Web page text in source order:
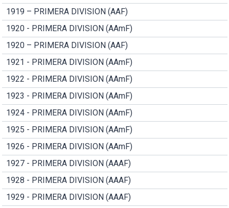
1919 – PRIMERA DIVISION (AAF)
1920 - PRIMERA DIVISION (AAmF)
1920 – PRIMERA DIVISION (AAF)
1921 - PRIMERA DIVISION (AAmF)
1922 - PRIMERA DIVISION (AAmF)
1923 - PRIMERA DIVISION (AAmF)
1924 - PRIMERA DIVISION (AAmF)
1925 - PRIMERA DIVISION (AAmF)
1926 - PRIMERA DIVISION (AAmF)
1927 - PRIMERA DIVISION (AAAF)
1928 - PRIMERA DIVISION (AAAF)
1929 - PRIMERA DIVISION (AAAF)